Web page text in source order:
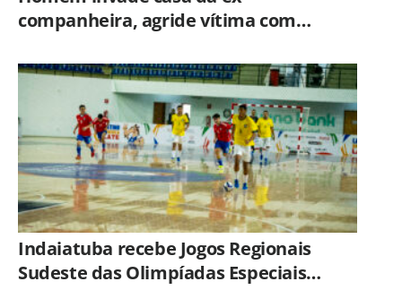
companheira, agride vítima com
GCM de Limeira
Indaiatuba recebe Jogos Regionais
Sudeste das Olimpíadas Especiais